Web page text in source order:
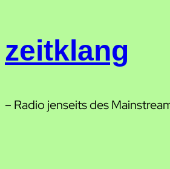
springen
zeitklang
– Radio jenseits des